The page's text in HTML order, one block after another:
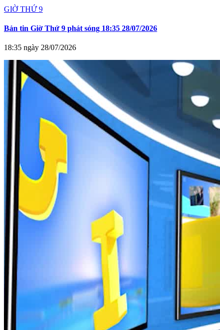
GIỜ THỨ 9
Bản tin Giờ Thứ 9 phát sóng 18:35 28/07/2026
18:35 ngày 28/07/2026